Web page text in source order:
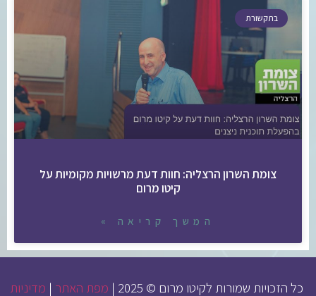
בתקשורת
צומת השרון הרצליה: חוות דעת מרשויות מקומיות על
קיטו מרום
המשך קריאה »
כל הזכויות שמורות לקיטו מרום © 2025 | מפת האתר | מדיניות